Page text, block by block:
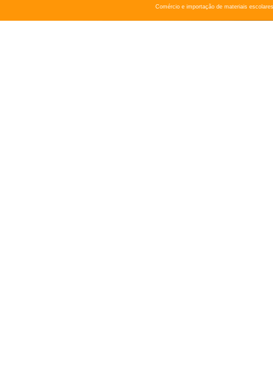
Comércio e importação de materiais